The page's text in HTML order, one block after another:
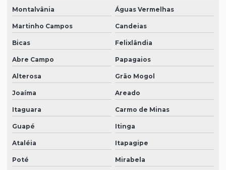
Montalvânia Águas Vermelhas
Martinho Campos Candeias
Bicas Felixlândia
Abre Campo Papagaios
Alterosa Grão Mogol
Joaíma Areado
Itaguara Carmo de Minas
Guapé Itinga
Ataléia Itapagipe
Poté Mirabela